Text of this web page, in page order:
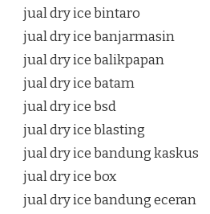
jual dry ice bintaro
jual dry ice banjarmasin
jual dry ice balikpapan
jual dry ice batam
jual dry ice bsd
jual dry ice blasting
jual dry ice bandung kaskus
jual dry ice box
jual dry ice bandung eceran